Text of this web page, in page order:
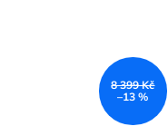
8 399 Kč
–13 %